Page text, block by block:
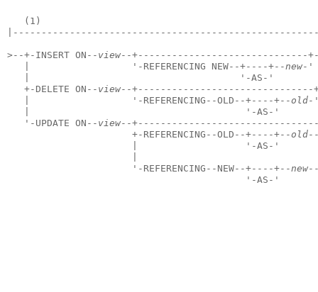
   (1)
>--+-INSERT ON-- view--+------------------------------
   |                  '-REFERENCING NEW--+----+--
new-'
|                                     '-AS-'
   +-DELETE ON--
view--+-------------------------------
   |                  '-REFERENCING--OLD--+----+--
old-
|                                      '-AS-'
   '-UPDATE ON--
view--
                      +-REFERENCING--OLD--+----+--
old
|                   '-AS-'
                      '-REFERENCING--NEW--+----+--
new
'-AS-'